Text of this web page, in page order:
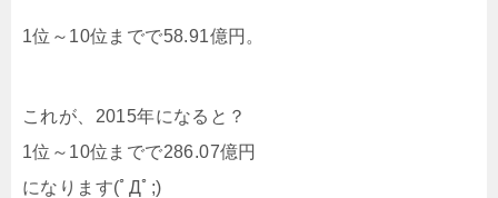
1位～10位までで58.91億円。
これが、2015年になると？
1位～10位までで286.07億円
になります(ﾟДﾟ;)